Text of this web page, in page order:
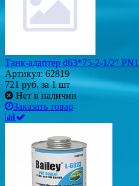
Танк-адаптер d63*75-2-1/2"
Артикул: 62819
721 руб. за 1 шт
Нет в наличии
Заказать товар